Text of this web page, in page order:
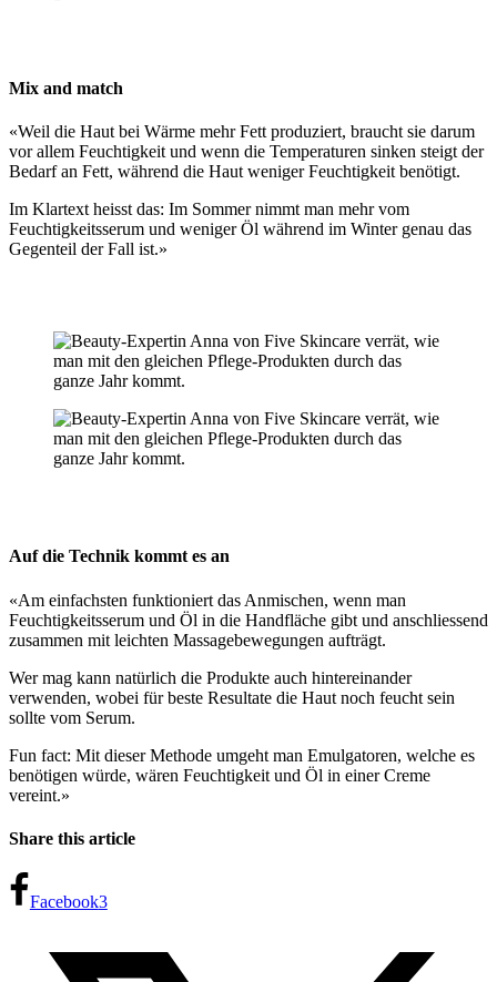
Mix and match
«Weil die Haut bei Wärme mehr Fett produziert, braucht sie darum
vor allem Feuchtigkeit und wenn die Temperaturen sinken steigt der
Bedarf an Fett, während die Haut weniger Feuchtigkeit benötigt.
Im Klartext heisst das: Im Sommer nimmt man mehr vom
Feuchtigkeitsserum und weniger Öl während im Winter genau das
Gegenteil der Fall ist.»
Auf die Technik kommt es an
«Am einfachsten funktioniert das Anmischen, wenn man
Feuchtigkeitsserum und Öl in die Handfläche gibt und anschliessend
zusammen mit leichten Massagebewegungen aufträgt.
Wer mag kann natürlich die Produkte auch hintereinander
verwenden, wobei für beste Resultate die Haut noch feucht sein
sollte vom Serum.
Fun fact: Mit dieser Methode umgeht man Emulgatoren, welche es
benötigen würde, wären Feuchtigkeit und Öl in einer Creme
vereint.»
Share this article
Facebook3